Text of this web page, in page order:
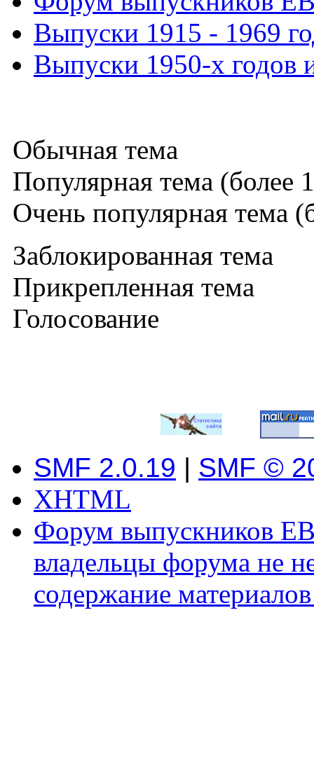
Выпуски 1915 - 1969
Выпуски 1950-х годов
Обычная тема
Популярная тема (более
Очень популярная тема
Заблокированная тема
Прикрепленная тема
Голосование
SMF 2.0.19 | SMF ©
XHTML
Форум выпускников
владельцы форума не
содержание